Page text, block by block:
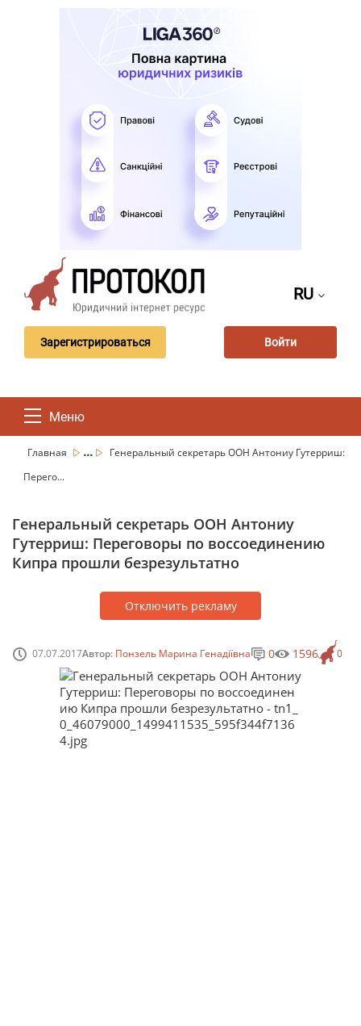
RU
Зарегистрироваться Войти
Меню
Главная ...
Генеральный секретарь ООН Антониу Гутерриш:
Перего...
Генеральный секретарь ООН Антониу
Гутерриш: Переговоры по воссоединению
Кипра прошли безрезультатно
Отключить рекламу
07.07.2017Автор: Понзель Марина Генадіївна 0
0 1596